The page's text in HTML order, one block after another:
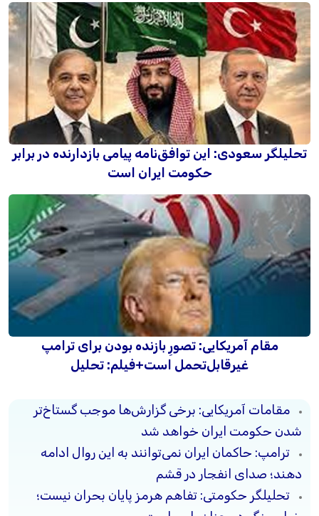
تحلیلگر سعودی: این توافق‌نامه پیامی بازدارنده در برابر
حکومت ایران است
مقام آمریکایی: تصورِ بازنده بودن برای ترامپ
غیرقابل‌تحمل است+فیلم: تحلیل
مقامات آمریکایی: برخی گزارش‌ها موجب گستاخ‌تر
شدن حکومت ایران خواهد شد
ترامپ: حاکمان ایران نمی‌توانند به این روال ادامه
دهند؛ صدای انفجار در قشم
تحلیلگر حکومتی: تفاهم هرمز پایان بحران نیست؛